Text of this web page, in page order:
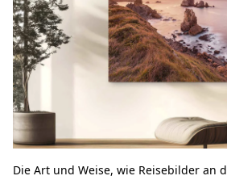
Die Art und Weise, wie Reisebilder an